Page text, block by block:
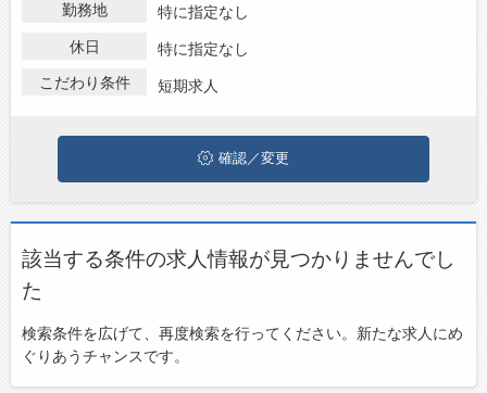
ジョブズゴーについて
会社概要
で短期求人の正社員の求人・転職情報を探している方は、ぜひ興
勤務地
特に指定なし
休日
特に指定なし
こだわり条件
短期求人
確認／変更
該当する条件の求人情報が見つかりませんでし
た
検索条件を広げて、再度検索を行ってください。新たな求人にめ
ぐりあうチャンスです。